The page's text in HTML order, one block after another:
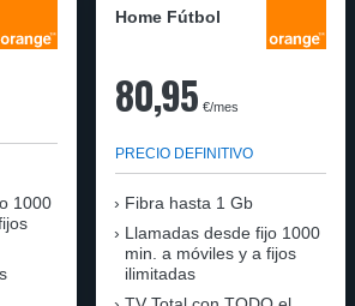
1000
Home Fútbol
80,95 €/mes
PRECIO DEFINITIVO
Fibra hasta 1 Gb
Llamadas desde fijo 1000
min. a móviles y a fijos
ilimitadas